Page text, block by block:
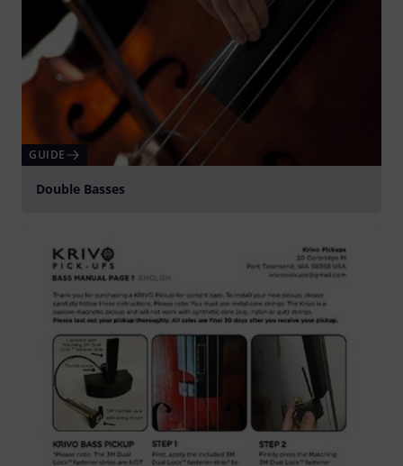
GUIDE
Double Basses